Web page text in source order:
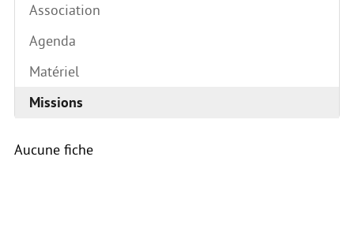
Association
Agenda
Matériel
Missions
Aucune fiche